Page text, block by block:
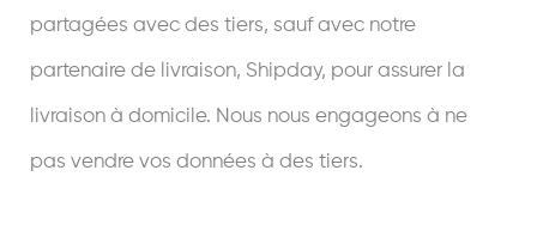
partagées avec des tiers, sauf avec notre
partenaire de livraison, Shipday, pour assurer la
livraison à domicile. Nous nous engageons à ne
pas vendre vos données à des tiers.